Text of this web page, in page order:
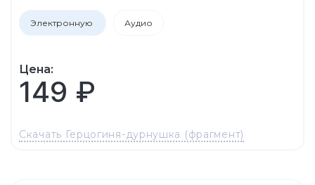
Электронную Аудио
Цена:
149 ₽
Скачать Герцогиня-дурнушка (фрагмент)